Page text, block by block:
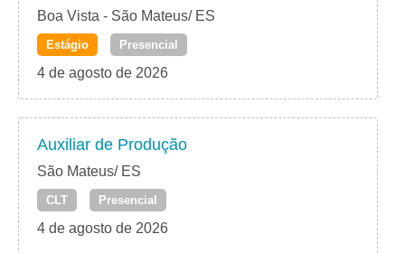
Boa Vista - São Mateus/ ES
Estágio Presencial
4 de agosto de 2026
Auxiliar de Produção
São Mateus/ ES
CLT Presencial
4 de agosto de 2026